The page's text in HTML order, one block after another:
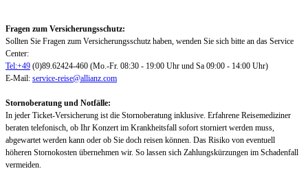
Fragen zum Versicherungsschutz:
Sollten Sie Fragen zum Versicherungsschutz haben, wenden Sie sich bitte an das Service
Center:
Tel:+49 (0)89.62424-460 (Mo.-Fr. 08:30 - 19:00 Uhr und Sa 09:00 - 14:00 Uhr)
E-Mail: service-reise@allianz.com
Stornoberatung und Notfälle:
In jeder Ticket-Versicherung ist die Stornoberatung inklusive. Erfahrene Reisemediziner
beraten telefonisch, ob Ihr Konzert im Krankheitsfall sofort storniert werden muss,
abgewartet werden kann oder ob Sie doch reisen können. Das Risiko von eventuell
höheren Stornokosten übernehmen wir. So lassen sich Zahlungskürzungen im Schadenfall
vermeiden.